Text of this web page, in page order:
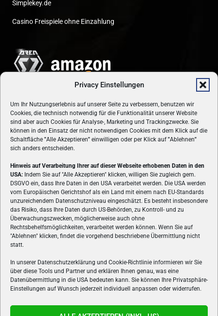
Privacy Einstellungen
Um Ihr Nutzungserlebnis auf unserer Seite zu verbessern, benutzen wir
Cookies, die technisch notwendig für die Funktionalität unserer Website
sind aber auch Cookies für Analyse-, Marketing und Trackingzwecke. Sie
können in den Einsatz der nicht notwendigen Cookies mit dem Klick auf die
Schaltfläche "Alle Akzeptieren" einwilligen oder per Klick auf"Ablehnen"
sich anders entscheiden.
Hinweis auf Verarbeitung Ihrer auf dieser Webseite erhobenen Daten in den
USA: Indem Sie auf "Alle Akzeptieren" klicken, willigen Sie zugleich gem.
DSGVO ein, dass Ihre Daten in den USA verarbeitet werden. Die USA werden
vom Europäischen Gerichtshof als ein Land mit einem nach EU-Standards
unzureichendem Datenschutzniveau eingeschätzt. Es besteht insbesondere
das Risiko, dass Ihre Daten durch US-Behörden, zu Kontroll- und zu
Überwachungszwecken, möglicherweise auch ohne
Rechtsbehelfsmöglichkeiten, verarbeitet werden können. Wenn Sie auf
"Ablehnen" klicken, findet die vorgehend beschriebene Übermittlung nicht
statt.
In unserer Datenschutzerklärung und Cookie-Richtlinie informieren wir Sie
über diese Tools und Partner und erklären Ihnen genau, was eine
Datenübermittlung in die USA bedeuten kann. Sie können Ihre Privatsphäre-
Einstellungen auf Wunsch jederzeit individuell anpassen oder widerrufen.
Simplekey.de
Casino Freispiele ohne Einzahlung
ÜBER UNS
VON GAMERN, FÜR GAMER! Gamers.at ist das älteste Online-
Spielemagazin Österreichs und bringt täglich aktuelle News,
Reviews und Videos zu PC- und Konsolenspielen, Gaming-
Hardware und aus der Welt des e-Sport's.
FOLGE UNS